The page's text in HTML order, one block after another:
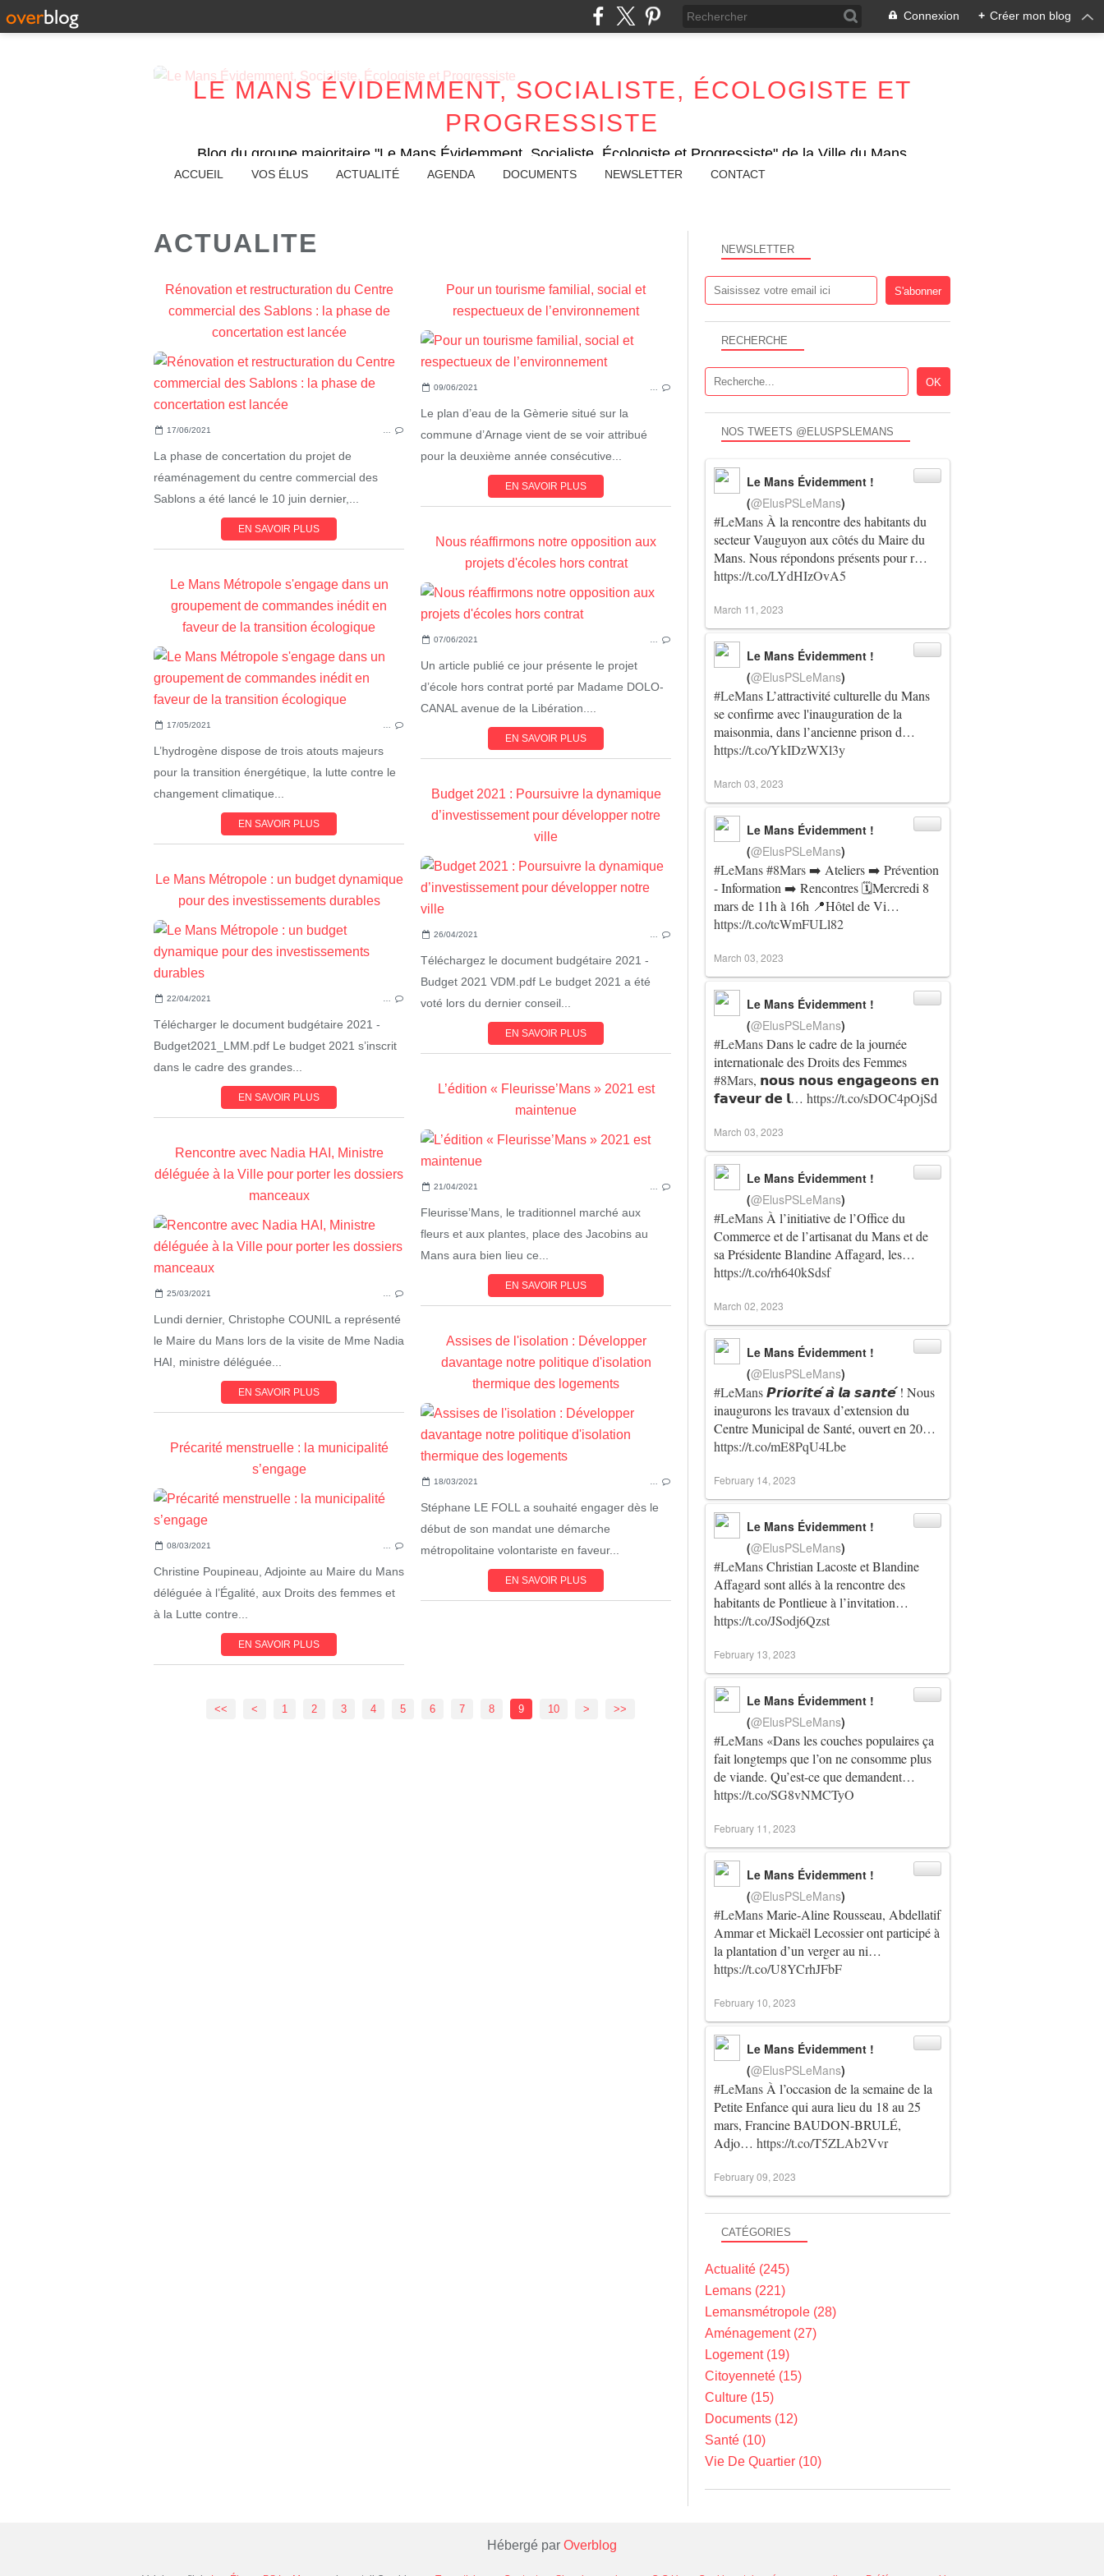
Connexion + Créer mon blog
LE MANS ÉVIDEMMENT, SOCIALISTE, ÉCOLOGISTE ET
PROGRESSISTE
Blog du groupe majoritaire "Le Mans Évidemment, Socialiste, Écologiste et Progressiste" de la Ville du Mans
ACCUEIL VOS ÉLUS ACTUALITÉ AGENDA DOCUMENTS NEWSLETTER CONTACT
ACTUALITE
Rénovation et restructuration du Centre
commercial des Sablons : la phase de
concertation est lancée
ACTUALITÉ
SARTHE
17/06/2021 …
La phase de concertation du projet de
réaménagement du centre commercial des
Sablons a été lancé le 10 juin dernier,...
EN SAVOIR PLUS
Pour un tourisme familial, social et
respectueux de l’environnement
LEMANSMETROPOLE
09/06/2021 …
Le plan d’eau de la Gèmerie situé sur la
commune d’Arnage vient de se voir attribué
pour la deuxième année consécutive...
EN SAVOIR PLUS
Nous réaffirmons notre opposition aux
projets d'écoles hors contrat
07/06/2021 …
Un article publié ce jour présente le projet
d’école hors contrat porté par Madame DOLO-
CANAL avenue de la Libération....
EN SAVOIR PLUS
Le Mans Métropole s'engage dans un
groupement de commandes inédit en
faveur de la transition écologique
ACTUALITÉ
LEMANS
17/05/2021 …
L’hydrogène dispose de trois atouts majeurs
pour la transition énergétique, la lutte contre le
changement climatique...
EN SAVOIR PLUS
Budget 2021 : Poursuivre la dynamique
d’investissement pour développer notre
ville
ACTUALITÉ
FINANCES
26/04/2021 …
Téléchargez le document budgétaire 2021 -
Budget 2021 VDM.pdf Le budget 2021 a été
voté lors du dernier conseil...
EN SAVOIR PLUS
Le Mans Métropole : un budget dynamique
pour des investissements durables
FINANCES
LMM
22/04/2021 …
Télécharger le document budgétaire 2021 -
Budget2021_LMM.pdf Le budget 2021 s’inscrit
dans le cadre des grandes...
EN SAVOIR PLUS
L’édition « Fleurisse’Mans » 2021 est
maintenue
ACTUALITÉ
21/04/2021 …
Fleurisse’Mans, le traditionnel marché aux
fleurs et aux plantes, place des Jacobins au
Mans aura bien lieu ce...
EN SAVOIR PLUS
Rencontre avec Nadia HAI, Ministre
déléguée à la Ville pour porter les dossiers
manceaux
ACTUALITÉ
25/03/2021 …
Lundi dernier, Christophe COUNIL a représenté
le Maire du Mans lors de la visite de Mme Nadia
HAI, ministre déléguée...
EN SAVOIR PLUS
Assises de l'isolation : Développer
davantage notre politique d'isolation
thermique des logements
ACTUALITÉ
18/03/2021 …
Stéphane LE FOLL a souhaité engager dès le
début de son mandat une démarche
métropolitaine volontariste en faveur...
EN SAVOIR PLUS
Précarité menstruelle : la municipalité
s’engage
ACTUALITÉ
LEMANS
08/03/2021 …
Christine Poupineau, Adjointe au Maire du Mans
déléguée à l’Égalité, aux Droits des femmes et
à la Lutte contre...
EN SAVOIR PLUS
<< < 1 2 3 4 5 6 7 8 9 10 20
> >>
NEWSLETTER
RECHERCHE
NOS TWEETS @ELUSPSLEMANS
#LeMans À la rencontre des habitants du
secteur Vauguyon aux côtés du Maire du
Mans. Nous répondons présents pour r…
https://t.co/LYdHIzOvA5
Le Mans Évidemment !
(@ElusPSLeMans)
March 11, 2023
#LeMansL’attractivité culturelle du Mans
se confirme avec l'inauguration de la
maisonmia, dans l’ancienne prison d…
https://t.co/YkIDzWXl3y
Le Mans Évidemment !
(@ElusPSLeMans)
March 03, 2023
#LeMans#8Mars➡️ Ateliers ➡️ Prévention
- Information ➡️ Rencontres 🗓️Mercredi 8
mars de 11h à 16h 📍Hôtel de Vi…
https://t.co/tcWmFULl82
Le Mans Évidemment !
(@ElusPSLeMans)
March 03, 2023
#LeMansDans le cadre de la journée
internationale des Droits des Femmes
#8Mars, 𝗻𝗼𝘂𝘀 𝗻𝗼𝘂𝘀 𝗲𝗻𝗴𝗮𝗴𝗲𝗼𝗻𝘀 𝗲𝗻
𝗳𝗮𝘃𝗲𝘂𝗿 𝗱𝗲 𝗹… https://t.co/sDOC4pOjSd
Le Mans Évidemment !
(@ElusPSLeMans)
March 03, 2023
#LeMans À l’initiative de l’Office du
Commerce et de l’artisanat du Mans et de
sa Présidente Blandine Affagard, les…
https://t.co/rh640kSdsf
Le Mans Évidemment !
(@ElusPSLeMans)
March 02, 2023
#LeMans𝙋𝙧𝙞𝙤𝙧𝙞𝙩𝙚́ 𝙖̀ 𝙡𝙖 𝙨𝙖𝙣𝙩𝙚́ ! Nous
inaugurons les travaux d’extension du
Centre Municipal de Santé, ouvert en 20…
https://t.co/mE8PqU4Lbe
Le Mans Évidemment !
(@ElusPSLeMans)
February 14, 2023
#LeMansChristian Lacoste et Blandine
Affagard sont allés à la rencontre des
habitants de Pontlieue à l’invitation…
https://t.co/JSodj6Qzst
Le Mans Évidemment !
(@ElusPSLeMans)
February 13, 2023
#LeMans «Dans les couches populaires ça
fait longtemps que l’on ne consomme plus
de viande. Qu’est-ce que demandent…
https://t.co/SG8vNMCTyO
Le Mans Évidemment !
(@ElusPSLeMans)
February 11, 2023
#LeMansMarie-Aline Rousseau, Abdellatif
Ammar et Mickaël Lecossier ont participé à
la plantation d’un verger au ni…
https://t.co/U8YCrhJFbF
Le Mans Évidemment !
(@ElusPSLeMans)
February 10, 2023
#LeMans À l’occasion de la semaine de la
Petite Enfance qui aura lieu du 18 au 25
mars, Francine BAUDON-BRULÉ,
Adjo… https://t.co/T5ZLAb2Vvr
Le Mans Évidemment !
(@ElusPSLeMans)
February 09, 2023
CATÉGORIES
Actualité (245)
Lemans (221)
Lemansmétropole (28)
Aménagement(27)
Logement(19)
Citoyenneté (15)
Culture (15)
Documents (12)
Santé (10)
Vie De Quartier (10)
Hébergé par Overblog